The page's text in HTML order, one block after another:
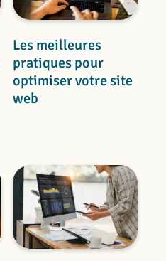
Les meilleures
pratiques pour
optimiser votre site
web